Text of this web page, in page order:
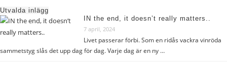
Utvalda inlägg
IN the end, it doesn’t really matters..
7 april, 2024
Livet passerar förbi. Som en ridås vackra vinröda
sammetstyg slås det upp dag för dag. Varje dag är en ny …